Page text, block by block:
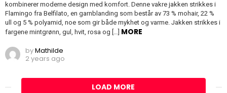
kombinerer moderne design med komfort. Denne vakre jakken strikkes i
Flamingo fra Belfilato, en garnblanding som består av 73 % mohair, 22 %
ull og 5 % polyamid, noe som gir både mykhet og varme. Jakken strikkes i
fargene mintgrønn, gul, hvit, rosa og […] MORE
byMathilde
2 years ago
LOAD MORE